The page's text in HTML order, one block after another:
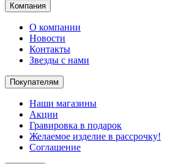
Компания
О компании
Новости
Контакты
Звезды с нами
Покупателям
Наши магазины
Акции
Гравировка в подарок
Желаемое изделие в рассрочку!
Соглашение